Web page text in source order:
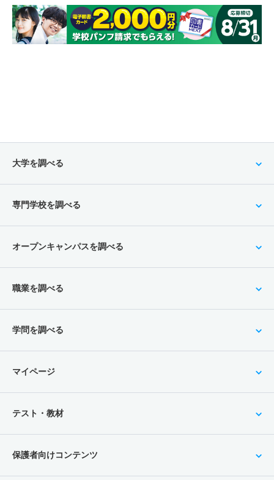
大学を調べる
専門学校を調べる
オープンキャンパスを調べる
職業を調べる
学問を調べる
マイページ
テスト・教材
保護者向けコンテンツ